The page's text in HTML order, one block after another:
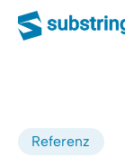
Referenz